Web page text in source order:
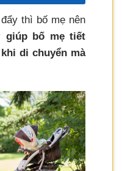
thì bố mẹ nên
giúp bố mẹ tiết
di chuyển mà